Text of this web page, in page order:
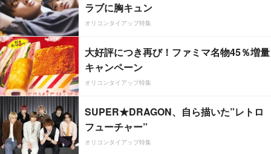
ラブに胸キュン
オリコンタイアップ特集
大好評につき再び！ファミマ名物45％増量
キャンペーン
オリコンタイアップ特集
SUPER★DRAGON、自ら描いた”レトロ
フューチャー”
オリコンタイアップ特集